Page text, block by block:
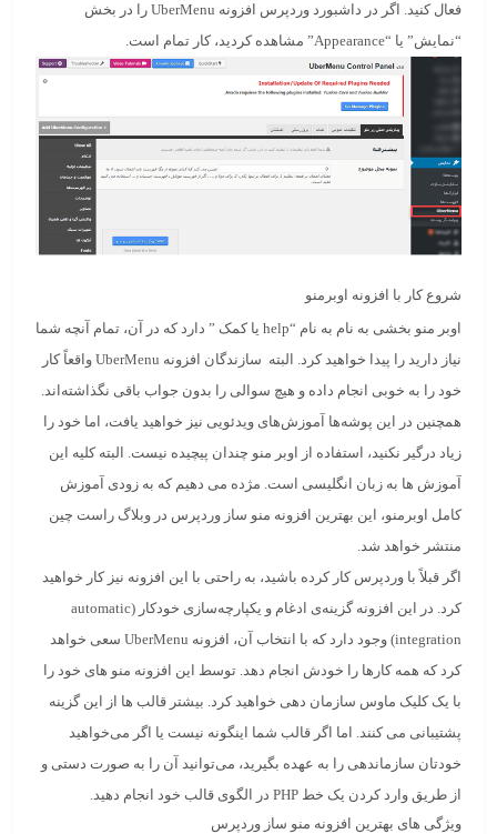
فعال کنید. اگر در داشبورد وردپرس افزونه UberMenu را در بخش
“نمایش” یا “Appearance” مشاهده کردید، کار تمام است.
شروع کار با افزونه اوبرمنو
اوبر منو بخشی به نام به نام “help یا کمک ” دارد که در آن، تمام آنچه شما
نیاز دارید را پیدا خواهید کرد. البته سازندگان افزونه UberMenu واقعاً کار
خود را به خوبی انجام داده و هیچ سوالی را بدون جواب باقی نگذاشته‌اند.
همچنین در این پوشه‌ها آموزش‌های ویدئویی نیز خواهید یافت، اما خود را
زیاد درگیر نکنید، استفاده از اوبر منو چندان پیچیده نیست. البته کلیه این
آموزش ها به زبان انگلیسی است. مژده می دهیم که به زودی آموزش
کامل اوبرمنو، این بهترین افزونه منو ساز وردپرس در وبلاگ راست چین
منتشر خواهد شد.
اگر قبلاً با وردپرس کار کرده باشید، به راحتی با این افزونه نیز کار خواهید
کرد. در این افزونه گزینه‌ی ادغام و یکپارچه‌سازی خودکار (automatic
integration) وجود دارد که با انتخاب آن، افزونه UberMenu سعی خواهد
کرد که همه کارها را خودش انجام دهد. توسط این افزونه منو های خود را
با یک کلیک ماوس سازمان‌ دهی خواهید کرد. بیشتر قالب‌ ها از این گزینه
پشتیبانی می‌ کنند. اما اگر قالب شما اینگونه نیست یا اگر می‌خواهید
خودتان سازماندهی را به عهده بگیرید، می‌توانید آن را به صورت دستی و
از طریق وارد کردن یک خط PHP‌ در الگوی قالب خود انجام دهید.
ویژگی‌ های بهترین افزونه منو ساز وردپرس